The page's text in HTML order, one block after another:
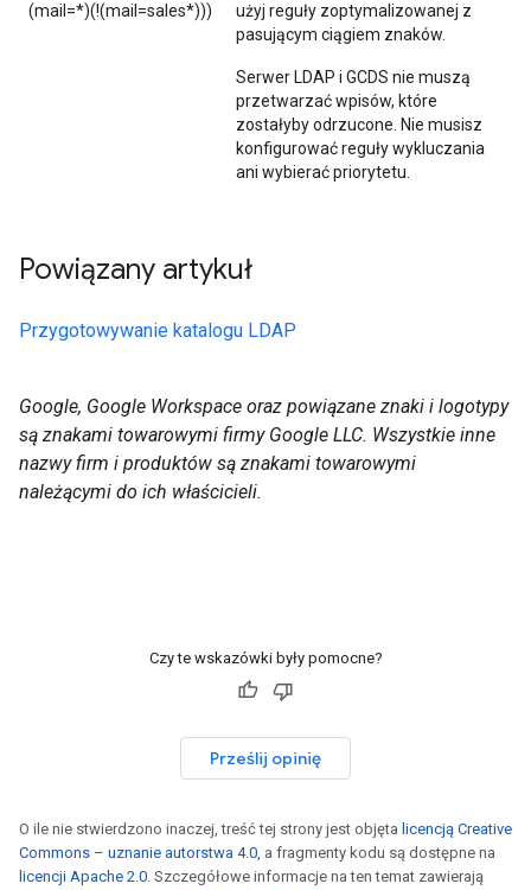
(mail=*)(!(mail=sales*)))
użyj reguły zoptymalizowanej z
pasującym ciągiem znaków.
Serwer LDAP i GCDS nie muszą
przetwarzać wpisów, które
zostałyby odrzucone. Nie musisz
konfigurować reguły wykluczania
ani wybierać priorytetu.
Powiązany artykuł
Przygotowywanie katalogu LDAP
Google, Google Workspace oraz powiązane znaki i logotypy
są znakami towarowymi firmy Google LLC. Wszystkie inne
nazwy firm i produktów są znakami towarowymi
należącymi do ich właścicieli.
Czy te wskazówki były pomocne?
Prześlij opinię
O ile nie stwierdzono inaczej, treść tej strony jest objęta licencją Creative
Commons – uznanie autorstwa 4.0, a fragmenty kodu są dostępne na
licencji Apache 2.0. Szczegółowe informacje na ten temat zawierają